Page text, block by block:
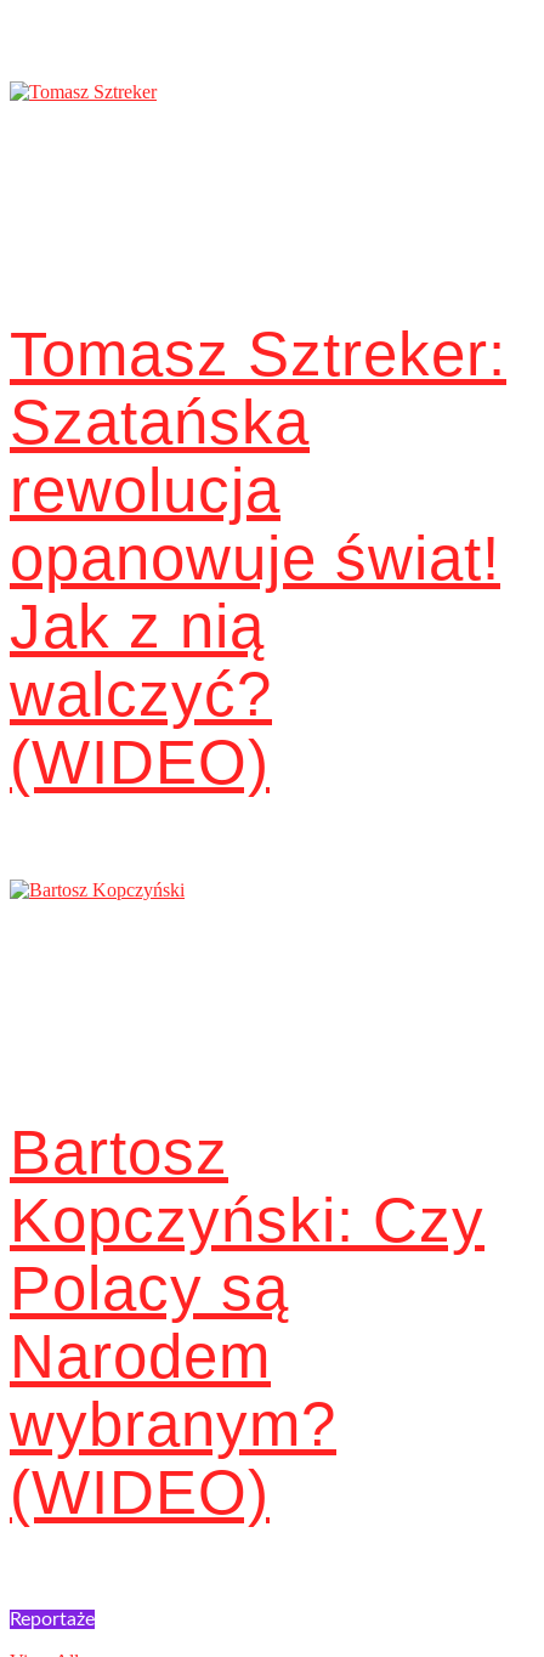
Tomasz Sztreker:
Szatańska
rewolucja
opanowuje świat!
Jak z nią
walczyć?
(WIDEO)
Bartosz
Kopczyński: Czy
Polacy są
Narodem
wybranym?
(WIDEO)
Reportaże